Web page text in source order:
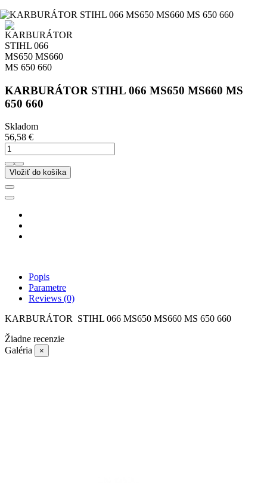
KARBURÁTOR STIHL 066 MS650 MS660 MS
650 660
Skladom
56,58 €
Vložiť do košíka
Popis
Parametre
Reviews (0)
KARBURÁTOR STIHL 066 MS650 MS660 MS 650 660
Žiadne recenzie
Galéria
×